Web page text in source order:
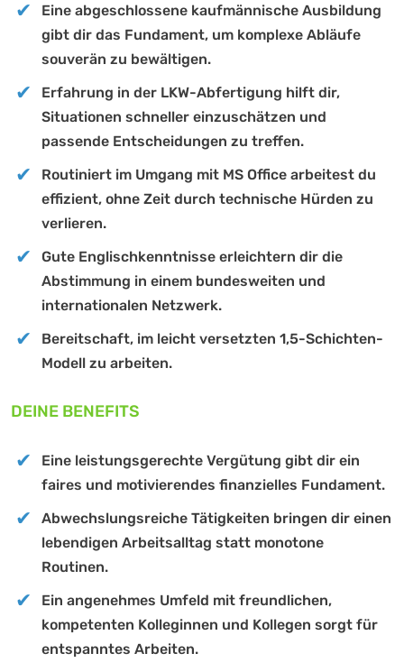
Eine abgeschlossene kaufmännische Ausbildung
gibt dir das Fundament, um komplexe Abläufe
souverän zu bewältigen.
Erfahrung in der LKW-Abfertigung hilft dir,
Situationen schneller einzuschätzen und
passende Entscheidungen zu treffen.
Routiniert im Umgang mit MS Office arbeitest du
effizient, ohne Zeit durch technische Hürden zu
verlieren.
Gute Englischkenntnisse erleichtern dir die
Abstimmung in einem bundesweiten und
internationalen Netzwerk.
Bereitschaft, im leicht versetzten 1,5-Schichten-
Modell zu arbeiten.
DEINE BENEFITS
Eine leistungsgerechte Vergütung gibt dir ein
faires und motivierendes finanzielles Fundament.
Abwechslungsreiche Tätigkeiten bringen dir einen
lebendigen Arbeitsalltag statt monotone
Routinen.
Ein angenehmes Umfeld mit freundlichen,
kompetenten Kolleginnen und Kollegen sorgt für
entspanntes Arbeiten.